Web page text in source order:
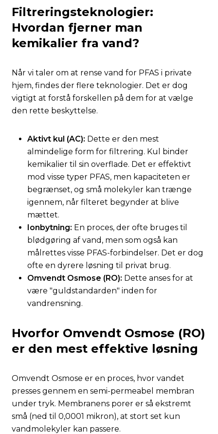
Filtreringsteknologier:
Hvordan fjerner man
kemikalier fra vand?
Når vi taler om at rense vand for PFAS i private
hjem, findes der flere teknologier. Det er dog
vigtigt at forstå forskellen på dem for at vælge
den rette beskyttelse.
Aktivt kul (AC): Dette er den mest
almindelige form for filtrering. Kul binder
kemikalier til sin overflade. Det er effektivt
mod visse typer PFAS, men kapaciteten er
begrænset, og små molekyler kan trænge
igennem, når filteret begynder at blive
mættet.
Ionbytning: En proces, der ofte bruges til
blødgøring af vand, men som også kan
målrettes visse PFAS-forbindelser. Det er dog
ofte en dyrere løsning til privat brug.
Omvendt Osmose (RO): Dette anses for at
være "guldstandarden" inden for
vandrensning.
Hvorfor Omvendt Osmose (RO)
er den mest effektive løsning
Omvendt Osmose er en proces, hvor vandet
presses gennem en semi-permeabel membran
under tryk. Membranens porer er så ekstremt
små (ned til 0,0001 mikron), at stort set kun
vandmolekyler kan passere.